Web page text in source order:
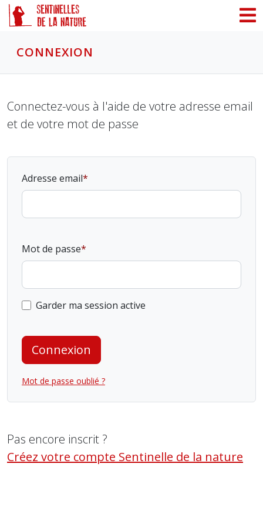
CONNEXION
Connectez-vous à l'aide de votre adresse email
et de votre mot de passe
Adresse email
Mot de passe
Garder ma session active
Connexion
Mot de passe oublié ?
Pas encore inscrit ?
Créez votre compte Sentinelle de la nature
Panneau de gestion des cookies